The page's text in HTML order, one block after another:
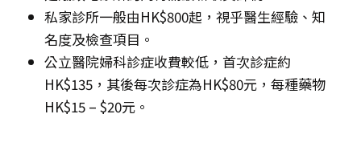
私家診所一般由HK$800起，視乎醫生經驗、知
名度及檢查項目。
公立醫院婦科診症收費較低，首次診症約
HK$135，其後每次診症為HK$80元，每種藥物
HK$15 – $20元。